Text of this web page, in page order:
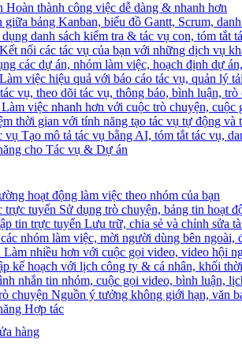
Hoàn thành công việc dễ dàng & nhanh hơn
giữa bảng Kanban, biểu đồ Gantt, Scrum,
danh sách kiểm tra & tác vụ con, tóm tắt
Kết nối các tác vụ của bạn với những dịch vụ
các dự án, nhóm làm việc, hoạch định dự
Làm việc hiệu quả với báo cáo tác vụ, quản lý
vụ, theo dõi tác vụ, thông báo, bình luận,
Làm việc nhanh hơn với cuộc trò chuyện,
thời gian với tính năng tạo tác vụ tự động và
vụ Tạo mô tả tác vụ bằng AI, tóm tắt tác vụ,
cho Tác vụ & Dự án
hoạt động làm việc theo nhóm của bạn
trực tuyến Sử dụng trò chuyện, bảng tin hoạt
tin trực tuyến Lưu trữ, chia sẻ và chỉnh sửa
nhóm làm việc, mời người dùng bên ngoài,
Làm nhiều hơn với cuộc gọi video, video hội
kế hoạch với lịch công ty & cá nhân, khối
nhắn tin nhóm, cuộc gọi video, bình luận,
chuyện Nguồn ý tưởng không giới hạn, văn
Hợp tác
hàng